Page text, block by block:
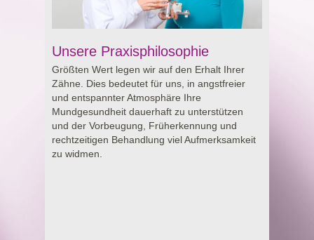
Unsere Praxisphilosophie
Größten Wert legen wir auf den Erhalt Ihrer
Zähne. Dies bedeutet für uns, in angstfreier
und entspannter Atmosphäre Ihre
Mundgesundheit dauerhaft zu unterstützen
und der Vorbeugung, Früherkennung und
rechtzeitigen Behandlung viel Aufmerksamkeit
zu widmen.